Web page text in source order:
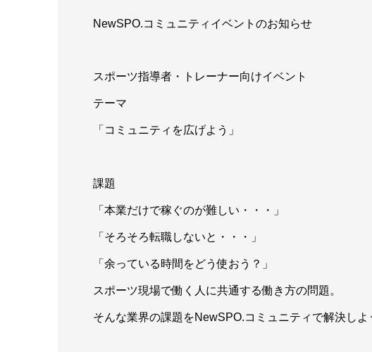
NewSPO.コミュニティイベントのお知らせ
スポーツ指導者・トレーナー向けイベント
テーマ
「コミュニティを広げよう」
課題
「本業だけで稼ぐのが難しい・・・」
「そろそろ転職しないと・・・」
「余っている時間をどう使おう？」
スポーツ現場で働く人に共通する働き方の問題。
そんな業界の課題をNewSPO.コミュニティで解決し